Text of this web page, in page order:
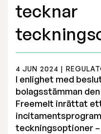
tecknar
4 JUN 2024 |
I enlighet med
bolagsstämman
Freemelt inrättat
teckningsoptioner –